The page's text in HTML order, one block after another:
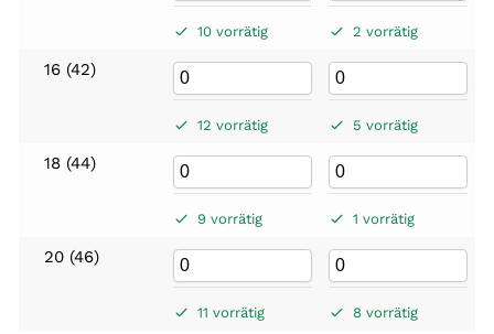
10 vorrätig 2 vorrätig
16 (42)
12 vorrätig 5 vorrätig
18 (44)
9 vorrätig 1 vorrätig
20 (46)
11 vorrätig 8 vorrätig